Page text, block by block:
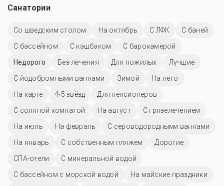
Санатории
Со шведским столом На октябрь С ЛФК
С баней
C бассейном
С кэшбэком
С барокамерой
Недорого
Без лечения Для пожилых
Лучшие
С йодобромными ваннами
Зимой
На лето
На карте
4-5 звёзд
Для пенсионеров
С соляной комнатой
На август
С грязелечением
На июль
На февраль
С сероводородными ваннами
На январь
С собственным пляжем
Дорогие
СПА-отели
С минеральной водой
С бассейном с морской водой
На майские праздники